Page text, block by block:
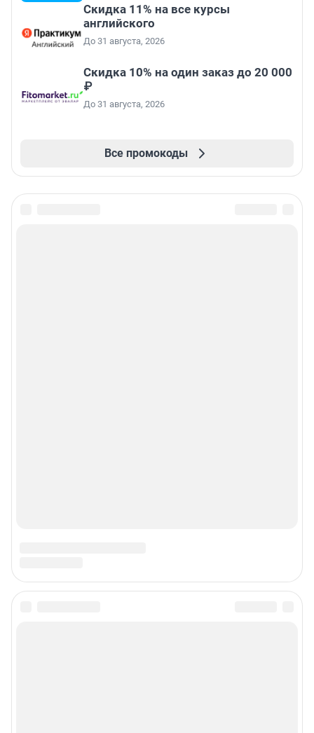
Скидка 11% на все курсы
английского
До 31 августа, 2026
Скидка 10% на один заказ до 20 000
₽
До 31 августа, 2026
Все промокоды